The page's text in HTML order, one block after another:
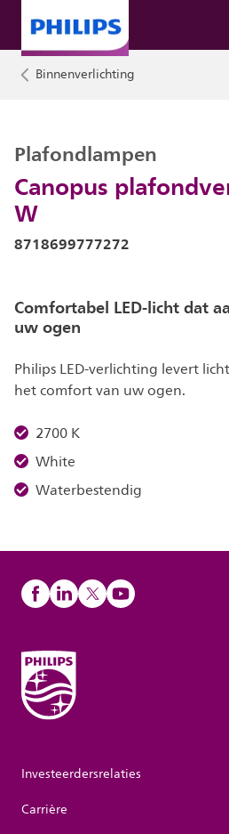
Binnenverlichting
Canopus
W
Plafondlampen
8718699777272
Comfortabel LED-licht dat
uw ogen
Philips LED-verlichting levert
het comfort van uw ogen.
2700 K
White
Waterbestendig
Investeerdersrelaties
Carrière